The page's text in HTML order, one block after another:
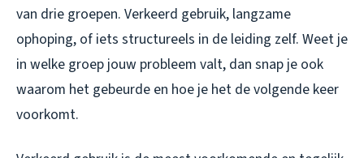
van drie groepen. Verkeerd gebruik, langzame
ophoping, of iets structureels in de leiding zelf. Weet je
in welke groep jouw probleem valt, dan snap je ook
waarom het gebeurde en hoe je het de volgende keer
voorkomt.